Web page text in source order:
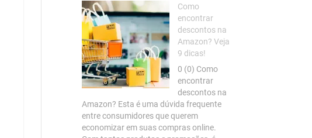
Como
encontrar
descontos na
Amazon? Veja
9 dicas!
0 (0) Como
encontrar
descontos na
Amazon? Esta é uma dúvida frequente
entre consumidores que querem
economizar em suas compras online.